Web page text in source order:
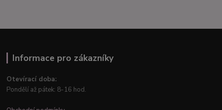
Informace pro zákazníky
Otevírací doba:
Pondělí až pátek: 8-16 hod.